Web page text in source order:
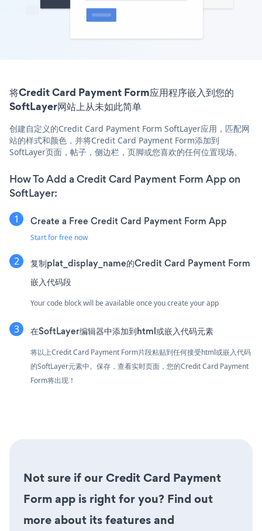
将Credit Card Payment Form应用程序嵌入到您的
SoftLayer网站上从未如此简单
创建自定义的Credit Card Payment Form SoftLayer应用，匹配网
站的样式和颜色，并将Credit Card Payment Form添加到
SoftLayer页面，帖子，侧边栏，页脚或您喜欢的任何位置现场。
How To Add a Credit Card Payment Form App on
SoftLayer:
Create a Free Credit Card Payment Form App
Start for free now
复制plat_display_name的Credit Card Payment Form
嵌入代码段
Your code block will be available once you create your app
在SoftLayer编辑器中添加到html或嵌入代码元素
将以上Credit Card Payment Form片段粘贴到任何接受html或嵌入代码
的SoftLayer元素中。保存，查看实时页面，您的Credit Card Payment
Form将出现！
Not sure if our Credit Card Payment
Form app is right for you? Find out
more about its features and